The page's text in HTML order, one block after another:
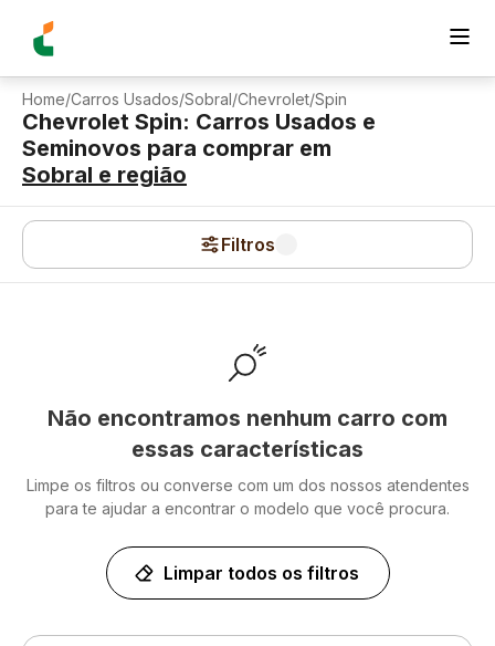
Home/Carros Usados/Sobral/Chevrolet/Spin
Chevrolet Spin: Carros Usados e
Seminovos para comprar em
Sobral e região
Filtros
Não encontramos nenhum carro com
essas características
Limpe os filtros ou converse com um dos nossos atendentes
para te ajudar a encontrar o modelo que você procura.
Limpar todos os filtros